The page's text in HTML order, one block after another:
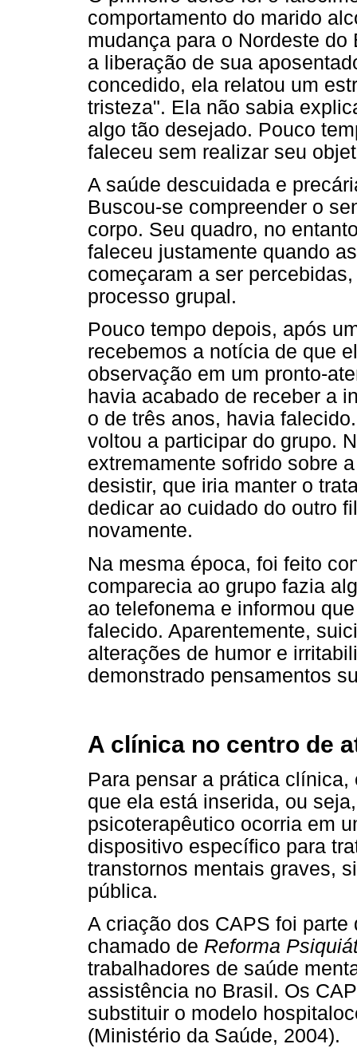
comportamento do marido
mudança para o Nordeste
a liberação de sua
concedido, ela relatou um
tristeza". Ela não sabia
algo tão desejado. Pouco
faleceu sem realizar seu
A saúde descuidada e
Buscou-se compreender o
corpo. Seu quadro, no
faleceu justamente quando
começaram a ser
processo grupal.
Pouco tempo depois, após
recebemos a notícia de que
observação em um pronto-
havia acabado de receber a
o de três anos, havia
voltou a participar do grupo.
extremamente sofrido sobre
desistir, que iria manter o
dedicar ao cuidado do outro
novamente.
Na mesma época, foi feito
comparecia ao grupo fazia
ao telefonema e informou
falecido. Aparentemente,
alterações de humor e
demonstrado pensamentos
A clínica no centro de
Para pensar a prática
que ela está inserida, ou
psicoterapêutico ocorria em
dispositivo específico para
transtornos mentais graves,
pública.
A criação dos CAPS foi
chamado de Reforma
trabalhadores de saúde
assistência no Brasil. Os
substituir o modelo
(Ministério da Saúde, 2004).